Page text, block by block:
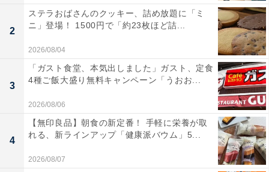
2
ステラおばさんのクッキー、詰め放題に「ミ
ニ」登場！ 1500円で「約23枚ほど詰...
2026/08/04
3
「ガスト食堂、本気出しました」ガスト、定食
4種ご飯大盛り無料キャンペーン「うおお...
2026/08/06
4
【無印良品】朝食の新定番！ 手軽に栄養が取
れる、新ラインアップ「健康派バウム」5...
2026/08/07